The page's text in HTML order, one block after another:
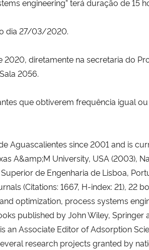
engineering” terá duração de 15
dia 27/03/2020.
diretamente na secretaria do
2056.
que obtiverem frequência igual ou
Aguascalientes since 2001 and is
A&amp;M University, USA (2003),
de Engenharia de Lisboa,
(Citations: 1667, H-index: 21), 22
optimization, process systems
published by John Wiley, Springer
an Associate Editor of Adsorption
research projects granted by